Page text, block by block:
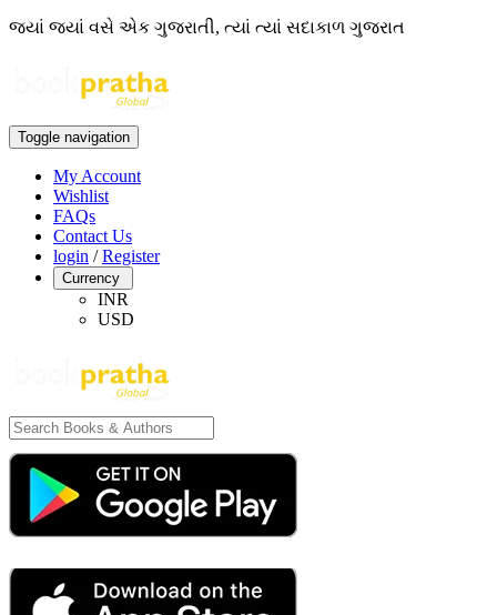
જ્યાં જ્યાં વસે એક ગુજરાતી, ત્યાં ત્યાં સદાકાળ ગુજરાત
Toggle navigation
My Account
Wishlist
FAQs
Contact Us
login /Register
Currency
INR
USD